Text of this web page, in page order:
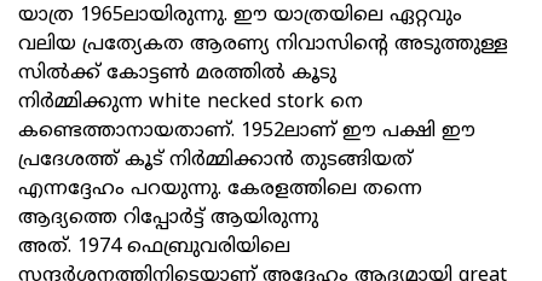
യാത്ര 1965ലായിരുന്നു. ഈ യാത്രയിലെ ഏറ്റവും
വലിയ പ്രത്യേകത ആരണ്യ നിവാസിന്റെ അടുത്തുള്ള
സിൽക്ക് കോട്ടൺ മരത്തിൽ കൂടു
നിർമ്മിക്കുന്ന white necked stork നെ
കണ്ടെത്താനായതാണ്. 1952ലാണ് ഈ പക്ഷി ഈ
പ്രദേശത്ത് കൂട് നിർമ്മിക്കാൻ തുടങ്ങിയത്
എന്നദ്ദേഹം പറയുന്നു. കേരളത്തിലെ തന്നെ
ആദ്യത്തെ റിപ്പോർട്ട് ആയിരുന്നു
അത്. 1974 ഫെബ്രുവരിയിലെ
സന്ദർശനത്തിനിടെയാണ് അദ്ദേഹം ആദ്യമായി great